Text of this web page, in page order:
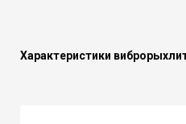
Характеристики